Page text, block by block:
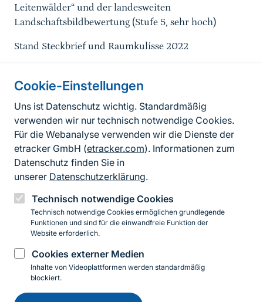
Cookie-Einstellungen
Uns ist Datenschutz wichtig. Standardmäßig
verwenden wir nur technisch notwendige Cookies.
Für die Webanalyse verwenden wir die Dienste der
etracker GmbH (etracker.com). Informationen zum
Datenschutz finden Sie in
unserer Datenschutzerklärung.
Technisch notwendige Cookies
Technisch notwendige Cookies ermöglichen grundlegende
Funktionen und sind für die einwandfreie Funktion der
Website erforderlich.
Cookies externer Medien
Inhalte von Videoplattformen werden standardmäßig
blockiert.
Einwilligung
Leitenwälder“ und der landesweiten
Landschaftsbildbewertung (Stufe 5, sehr hoch)
Stand Steckbrief und Raumkulisse 2022
Informationen zur Seite
FußzeileKontakt zum BfN
Kontaktformular
Erklärung zur Barrierefreiheit
Impressum
Datenschutz
InstagramFacebookYouTubeLinkedIn